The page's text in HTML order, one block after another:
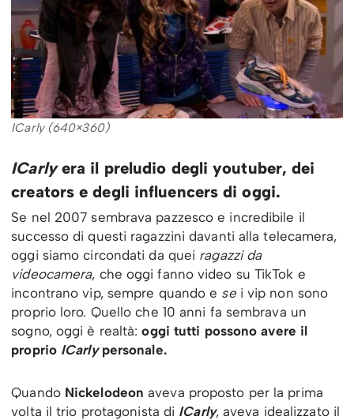
ICarly (640×360)
ICarlyera il preludio degli youtuber, dei
creators e degli influencers di oggi.
Se nel 2007 sembrava pazzesco e incredibile il
successo di questi ragazzini davanti alla telecamera,
oggi siamo circondati da quei ragazzi da
videocamera, che oggi fanno video su TikTok e
incontrano vip, sempre quando e se i vip non sono
proprio loro. Quello che 10 anni fa sembrava un
sogno, oggi è realtà:oggi tutti possono avere il
proprio ICarlypersonale.
Quando Nickelodeon aveva proposto per la prima
volta il trio protagonista di ICarly, aveva idealizzato il